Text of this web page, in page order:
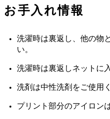
お手入れ情報
洗濯時は裏返し、他の物
い。
洗濯時は裏返しネットに
洗剤は中性洗剤をご使用
プリント部分のアイロン